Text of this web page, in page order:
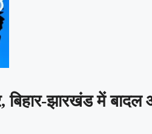
झारखंड में बादल